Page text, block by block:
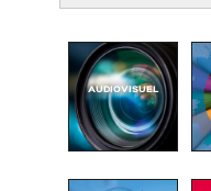
AUDIOVISUEL